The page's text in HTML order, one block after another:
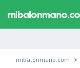
mibalonmano.com